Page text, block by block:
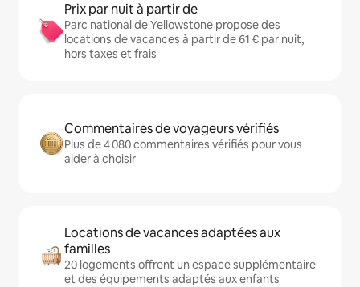
Prix par nuit à partir de
Parc national de Yellowstone propose des
locations de vacances à partir de 61 € par nuit,
hors taxes et frais
Commentaires de voyageurs vérifiés
Plus de 4 080 commentaires vérifiés pour vous
aider à choisir
Locations de vacances adaptées aux
familles
20 logements offrent un espace supplémentaire
et des équipements adaptés aux enfants